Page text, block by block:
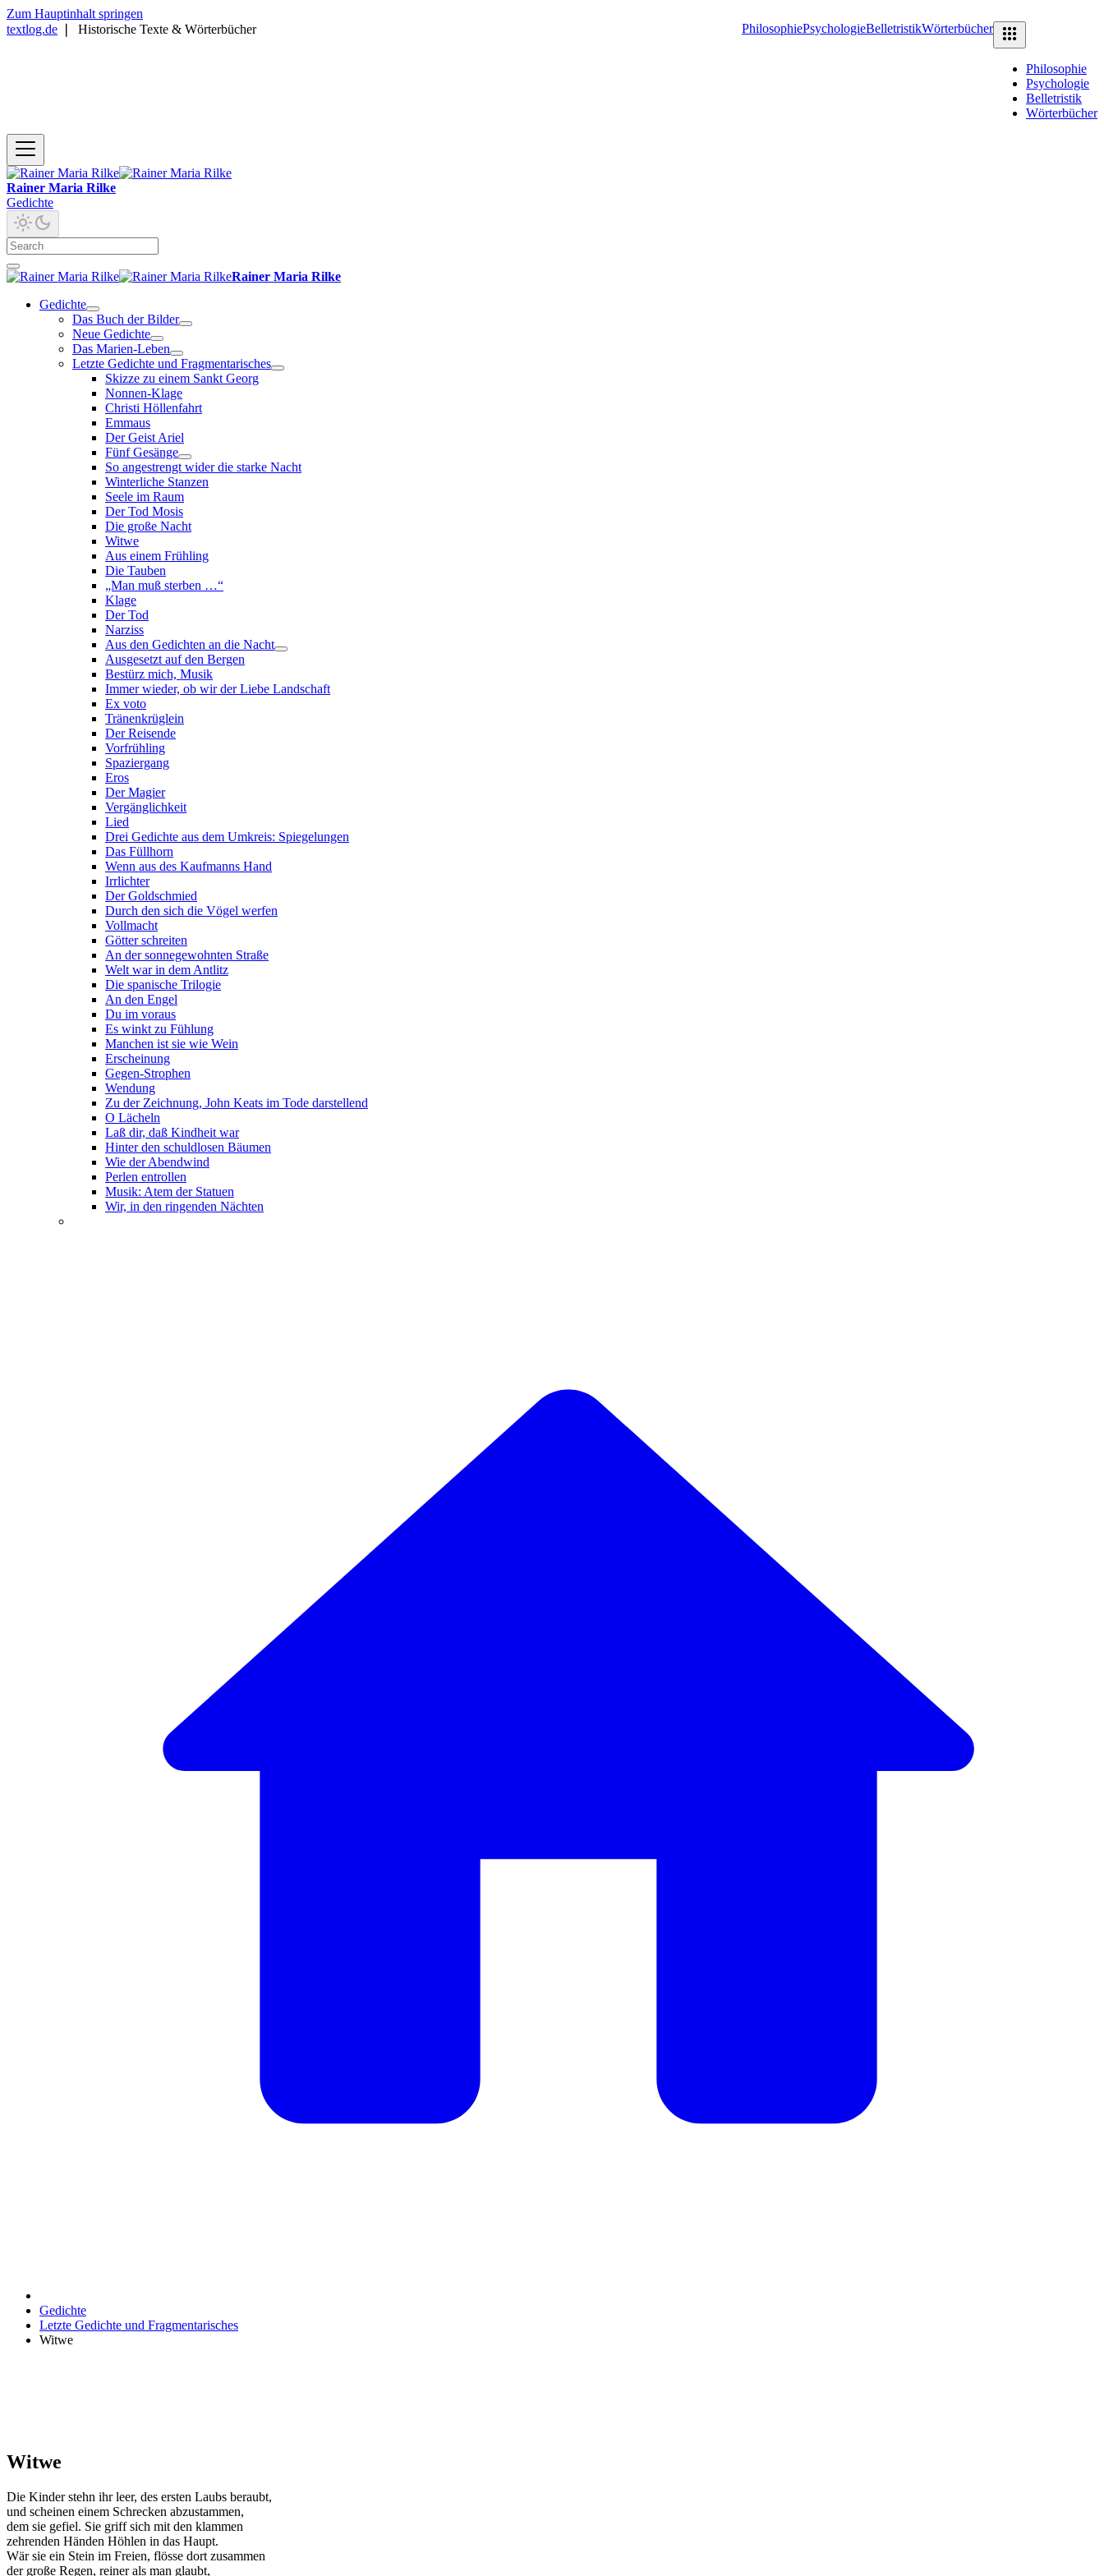
Zum Hauptinhalt springen
textlog.de
Historische Texte & Wörterbücher PhilosophiePsychologieBelletristikWörterbücher
Philosophie
Psychologie
Belletristik
Wörterbücher
Rainer Maria Rilke
Gedichte
Rainer Maria Rilke
Gedichte
Das Buch der Bilder
Neue Gedichte
Das Marien-Leben
Letzte Gedichte und Fragmentarisches
Skizze zu einem Sankt Georg
Nonnen-Klage
Christi Höllenfahrt
Emmaus
Der Geist Ariel
Fünf Gesänge
So angestrengt wider die starke Nacht
Winterliche Stanzen
Seele im Raum
Der Tod Mosis
Die große Nacht
Witwe
Aus einem Frühling
Die Tauben
„Man muß sterben …“
Klage
Der Tod
Narziss
Aus den Gedichten an die Nacht
Ausgesetzt auf den Bergen
Bestürz mich, Musik
Immer wieder, ob wir der Liebe Landschaft
Ex voto
Tränenkrüglein
Der Reisende
Vorfrühling
Spaziergang
Eros
Der Magier
Vergänglichkeit
Lied
Drei Gedichte aus dem Umkreis: Spiegelungen
Das Füllhorn
Wenn aus des Kaufmanns Hand
Irrlichter
Der Goldschmied
Durch den sich die Vögel werfen
Vollmacht
Götter schreiten
An der sonnegewohnten Straße
Welt war in dem Antlitz
Die spanische Trilogie
An den Engel
Du im voraus
Es winkt zu Fühlung
Manchen ist sie wie Wein
Erscheinung
Gegen-Strophen
Wendung
Zu der Zeichnung, John Keats im Tode darstellend
O Lächeln
Laß dir, daß Kindheit war
Hinter den schuldlosen Bäumen
Wie der Abendwind
Perlen entrollen
Musik: Atem der Statuen
Wir, in den ringenden Nächten
Gedichte
Letzte Gedichte und Fragmentarisches
Witwe
Witwe
Die Kinder stehn ihr leer, des ersten Laubs beraubt,
und scheinen einem Schrecken abzustammen,
dem sie gefiel. Sie griff sich mit den klammen
zehrenden Händen Höhlen in das Haupt.
Wär sie ein Stein im Freien, flösse dort zusammen
der große Regen, reiner als man glaubt,